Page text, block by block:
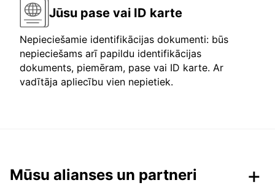
Jūsu pase vai ID karte
Nepieciešamie identifikācijas dokumenti: būs
nepieciešams arī papildu identifikācijas
dokuments, piemēram, pase vai ID karte. Ar
vadītāja apliecību vien nepietiek.
Mūsu alianses un partneri